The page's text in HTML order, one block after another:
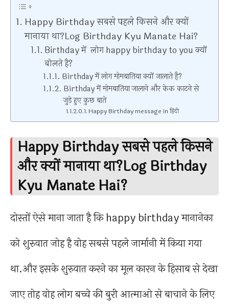
Happy Birthday सबसे पहले किसने और क्यों
मानाया था?Log Birthday Kyu Manate Hai?
Birthday में लोग happy birthday to you क्यों
बोलते है?
Birthday में लोग मोमबातिया क्यों जालाते है?
Birthday में मोमबातिया जालाने और केक काटने से
जुड़े हुए कुछ बाते
Happy Birthday message in हिंदी
Happy Birthday सबसे पहले किसने
और क्यों मानाया था?Log Birthday
Kyu Manate Hai?
दोस्तों ऐसे माना जाता है कि happy birthday मानानेका
को शुरुवात जोह है वोह सबसे पहले जार्मानी में किया गया
था.और इसके शुरुवात करने का मूल कारन के हिसाब से देखा
जाए तोह वोह लोग बच्चे की बुरी आत्माओ से बाचाने के लिए